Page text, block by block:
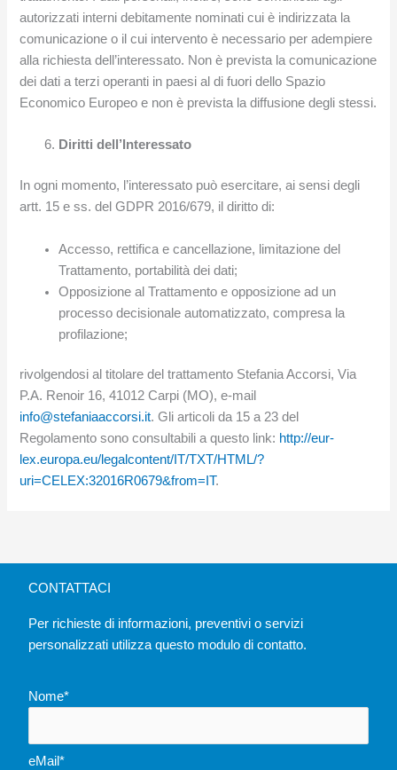
autorizzati interni debitamente nominati cui è indirizzata la
comunicazione o il cui intervento è necessario per adempiere
alla richiesta dell’interessato. Non è prevista la comunicazione
dei dati a terzi operanti in paesi al di fuori dello Spazio
Economico Europeo e non è prevista la diffusione degli stessi.
Diritti dell’Interessato
In ogni momento, l’interessato può esercitare, ai sensi degli
artt. 15 e ss. del GDPR 2016/679, il diritto di:
Accesso, rettifica e cancellazione, limitazione del
Trattamento, portabilità dei dati;
Opposizione al Trattamento e opposizione ad un
processo decisionale automatizzato, compresa la
profilazione;
rivolgendosi al titolare del trattamento Stefania Accorsi, Via
P.A. Renoir 16, 41012 Carpi (MO), e-mail
info@stefaniaaccorsi.it. Gli articoli da 15 a 23 del
Regolamento sono consultabili a questo link: http://eur-
lex.europa.eu/legalcontent/IT/TXT/HTML/?
uri=CELEX:32016R0679&from=IT.
CONTATTACI
Per richieste di informazioni, preventivi o servizi
personalizzati utilizza questo modulo di contatto.
Nome*
eMail*